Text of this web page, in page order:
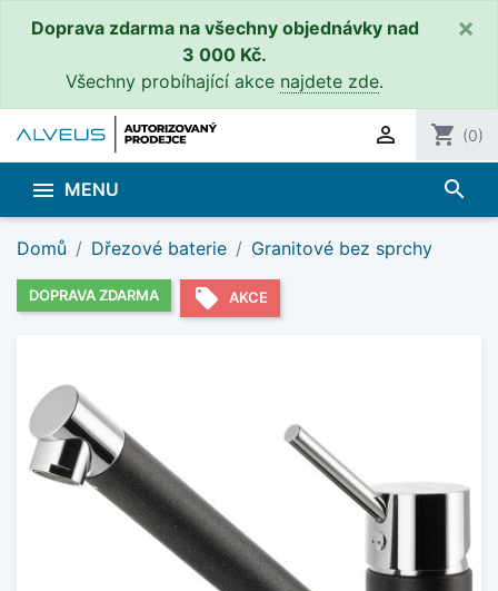
Doprava zdarma na všechny objednávky nad
3 000 Kč.
Všechny probíhající akce najdete zde.
×
 shopping_cart (0)
 MENU search
Domů Dřezové baterie Granitové bez sprchy
DOPRAVA ZDARMA local_offer AKCE